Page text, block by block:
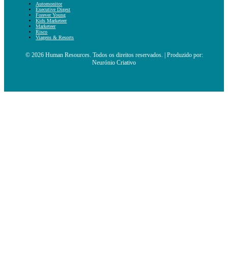
Automonitor
Executive Digest
Forever Young
Kids Marketeer
Marketeer
Risco
Viagens & Resorts
© 2026 Human Resources. Todos os direitos reservados. | Produzido por:
Neurónio Criativo